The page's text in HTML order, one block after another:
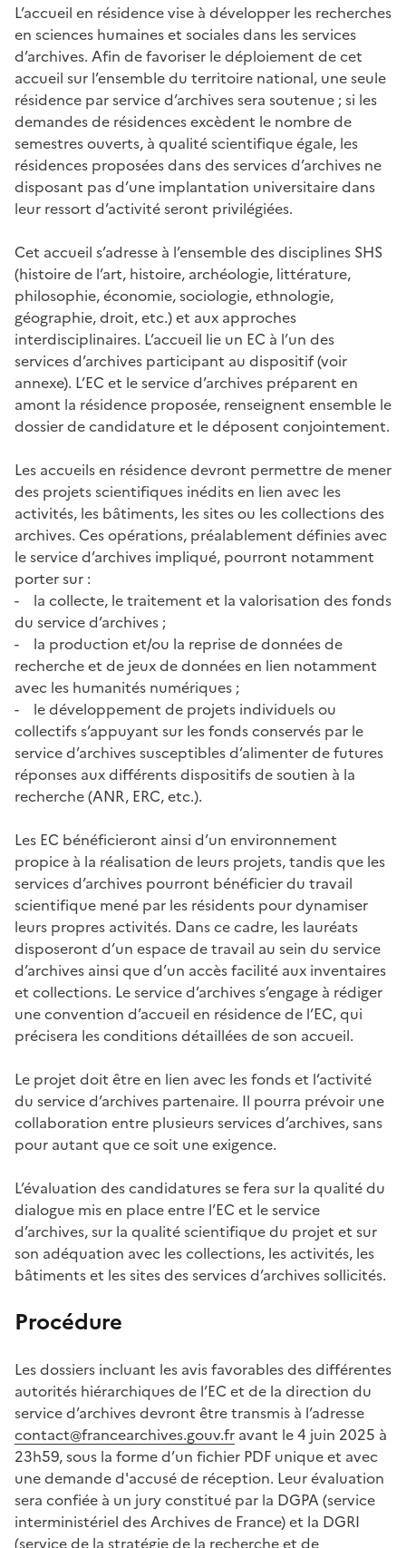
L’accueil en résidence vise à développer les recherches
en sciences humaines et sociales dans les services
d’archives. Afin de favoriser le déploiement de cet
accueil sur l’ensemble du territoire national, une seule
résidence par service d’archives sera soutenue ; si les
demandes de résidences excèdent le nombre de
semestres ouverts, à qualité scientifique égale, les
résidences proposées dans des services d’archives ne
disposant pas d’une implantation universitaire dans
leur ressort d’activité seront privilégiées.
Cet accueil s’adresse à l’ensemble des disciplines SHS
(histoire de l’art, histoire, archéologie, littérature,
philosophie, économie, sociologie, ethnologie,
géographie, droit, etc.) et aux approches
interdisciplinaires. L’accueil lie un EC à l’un des
services d’archives participant au dispositif (voir
annexe). L’EC et le service d’archives préparent en
amont la résidence proposée, renseignent ensemble le
dossier de candidature et le déposent conjointement.
Les accueils en résidence devront permettre de mener
des projets scientifiques inédits en lien avec les
activités, les bâtiments, les sites ou les collections des
archives. Ces opérations, préalablement définies avec
le service d’archives impliqué, pourront notamment
porter sur :
- la collecte, le traitement et la valorisation des fonds
du service d’archives ;
- la production et/ou la reprise de données de
recherche et de jeux de données en lien notamment
avec les humanités numériques ;
- le développement de projets individuels ou
collectifs s’appuyant sur les fonds conservés par le
service d’archives susceptibles d’alimenter de futures
réponses aux différents dispositifs de soutien à la
recherche (ANR, ERC, etc.).
Les EC bénéficieront ainsi d’un environnement
propice à la réalisation de leurs projets, tandis que les
services d’archives pourront bénéficier du travail
scientifique mené par les résidents pour dynamiser
leurs propres activités. Dans ce cadre, les lauréats
disposeront d’un espace de travail au sein du service
d’archives ainsi que d’un accès facilité aux inventaires
et collections. Le service d’archives s’engage à rédiger
une convention d’accueil en résidence de l’EC, qui
précisera les conditions détaillées de son accueil.
Le projet doit être en lien avec les fonds et l’activité
du service d’archives partenaire. Il pourra prévoir une
collaboration entre plusieurs services d’archives, sans
pour autant que ce soit une exigence.
L’évaluation des candidatures se fera sur la qualité du
dialogue mis en place entre l’EC et le service
d’archives, sur la qualité scientifique du projet et sur
son adéquation avec les collections, les activités, les
bâtiments et les sites des services d’archives sollicités.
Procédure
Les dossiers incluant les avis favorables des différentes
autorités hiérarchiques de l’EC et de la direction du
service d’archives devront être transmis à l’adresse
contact@francearchives.gouv.fr avant le 4 juin 2025 à
23h59, sous la forme d’un fichier PDF unique et avec
une demande d'accusé de réception. Leur évaluation
sera confiée à un jury constitué par la DGPA (service
interministériel des Archives de France) et la DGRI
(service de la stratégie de la recherche et de